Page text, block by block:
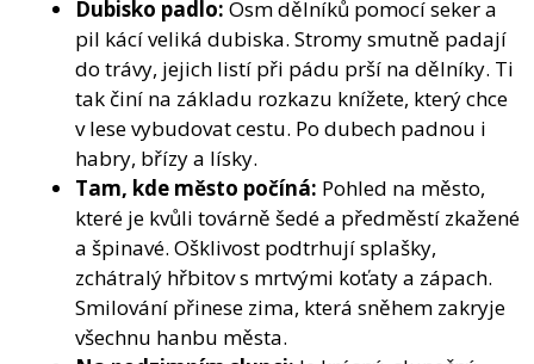
Dubisko padlo: Osm dělníků pomocí seker a
pil kácí veliká dubiska. Stromy smutně padají
do trávy, jejich listí při pádu prší na dělníky. Ti
tak činí na základu rozkazu knížete, který chce
v lese vybudovat cestu. Po dubech padnou i
habry, břízy a lísky.
Tam, kde město počíná: Pohled na město,
které je kvůli továrně šedé a předměstí zkažené
a špinavé. Ošklivost podtrhují splašky,
zchátralý hřbitov s mrtvými koťaty a zápach.
Smilování přinese zima, která sněhem zakryje
všechnu hanbu města.